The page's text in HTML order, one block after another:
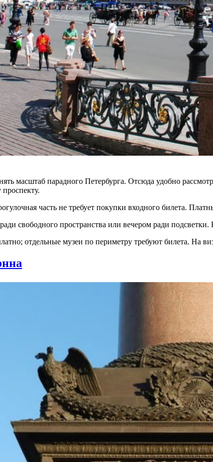
масштаб парадного Петербурга. Отсюда удобно
часть не требует покупки входного билета.
свободного пространства или вечером ради
отдельные музеи по периметру требуют билета. На